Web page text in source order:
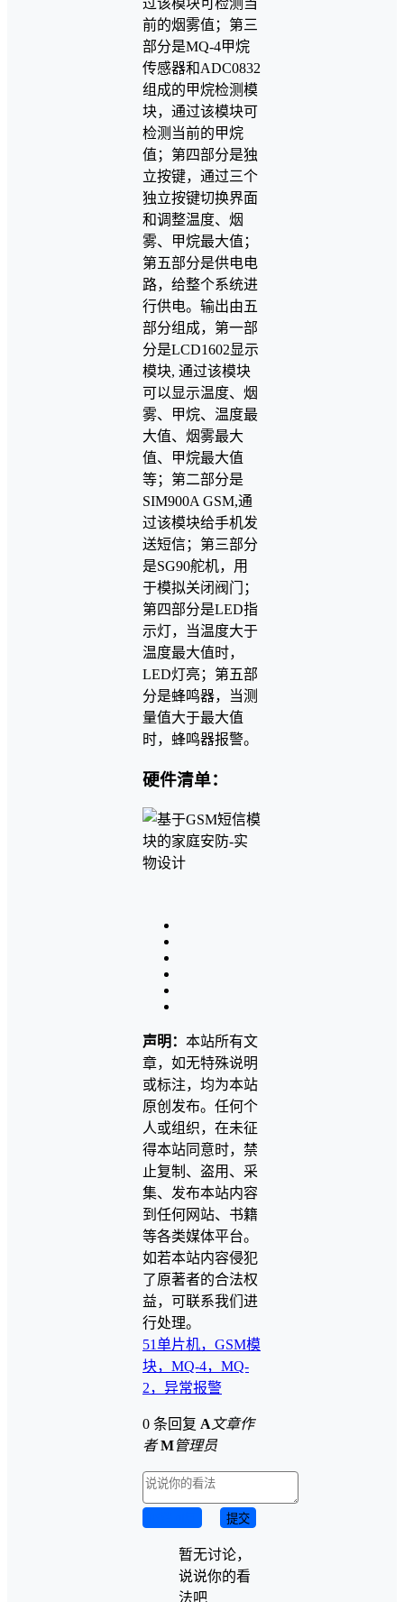
过该模块可检测当
前的烟雾值；第三
部分是MQ-4甲烷
传感器和ADC0832
组成的甲烷检测模
块，通过该模块可
检测当前的甲烷
值；第四部分是独
立按键，通过三个
独立按键切换界面
和调整温度、烟
雾、甲烷最大值；
第五部分是供电电
路，给整个系统进
行供电。输出由五
部分组成，第一部
分是LCD1602显示
模块, 通过该模块
可以显示温度、烟
雾、甲烷、温度最
大值、烟雾最大
值、甲烷最大值
等；第二部分是
SIM900A GSM,通
过该模块给手机发
送短信；第三部分
是SG90舵机，用
于模拟关闭阀门；
第四部分是LED指
示灯，当温度大于
温度最大值时，
LED灯亮；第五部
分是蜂鸣器，当测
量值大于最大值
时，蜂鸣器报警。
硬件清单：
声明： 本站所有文
章，如无特殊说明
或标注，均为本站
原创发布。任何个
人或组织，在未征
得本站同意时，禁
止复制、盗用、采
集、发布本站内容
到任何网站、书籍
等各类媒体平台。
如若本站内容侵犯
了原著者的合法权
益，可联系我们进
行处理。
51单片机，GSM模
块，MQ-4，MQ-
2，异常报警
0 条回复 A 文章作
者 M管理员
提交
暂无讨论，
说说你的看
法吧